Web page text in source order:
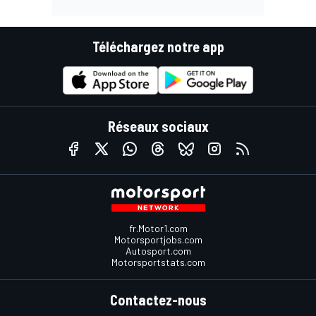
Téléchargez notre app
Réseaux sociaux
fr.Motor1.com
Motorsportjobs.com
Autosport.com
Motorsportstats.com
Contactez-nous